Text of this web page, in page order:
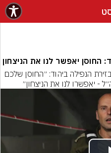
החוסן יאפשר לנו את הניצחון
- יאפשרו לנו את הניצחון״